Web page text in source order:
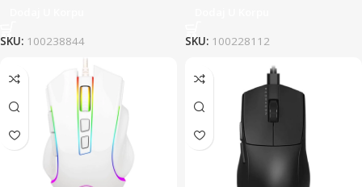
SKU: 100238844 SKU: 100228112